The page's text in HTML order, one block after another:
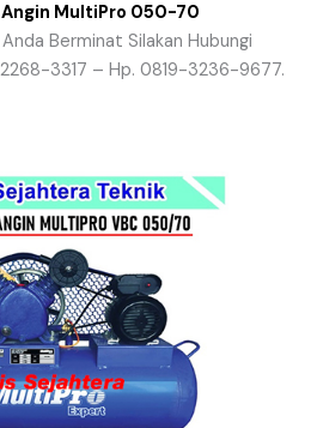
MultiPro 050-70
Berminat Silakan Hubungi
3317 – Hp. 0819-3236-9677.